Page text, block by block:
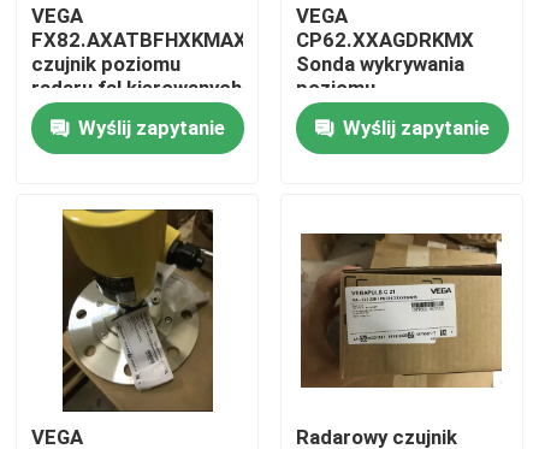
Do domu
O nas
Wycieczka po fabryce
Skontaktuj się z nami
VEGA
FX82.AXATBFHXKMAX
czujnik poziomu
radaru fal kierowanych
Wyślij zapytanie
VEGA
CP62.XXAGDRKMX
Sonda wykrywania
poziomu
pojemnościowego
Wyślij zapytanie
VEGA
Radarowy czujnik